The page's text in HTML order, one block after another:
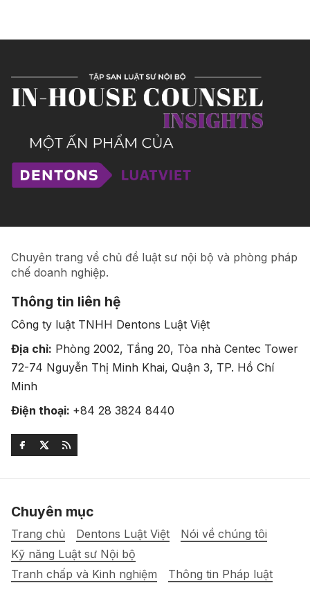
Chuyên trang về chủ đề luật sư nội bộ và phòng pháp
chế doanh nghiệp.
Thông tin liên hệ
Công ty luật TNHH Dentons Luật Việt
Địa chỉ: Phòng 2002, Tầng 20, Tòa nhà Centec Tower
72-74 Nguyễn Thị Minh Khai, Quận 3, TP. Hồ Chí
Minh
Điện thoại: +84 28 3824 8440
Chuyên mục
Trang chủ Dentons Luật Việt
Nói về chúng tôi
Kỹ năng Luật sư Nội bộ
Tranh chấp và Kinh nghiệm
Thông tin Pháp luật